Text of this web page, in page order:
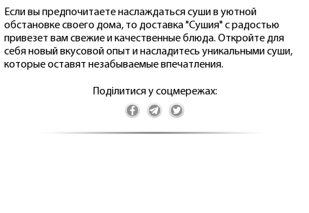
Если вы предпочитаете наслаждаться суши в уютной
обстановке своего дома, то доставка "Сушия" с радостью
привезет вам свежие и качественные блюда. Откройте для
себя новый вкусовой опыт и насладитесь уникальными суши,
которые оставят незабываемые впечатления.
Поділитися у соцмережах: